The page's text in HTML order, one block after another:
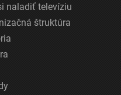
naladiť televíziu
štruktúra